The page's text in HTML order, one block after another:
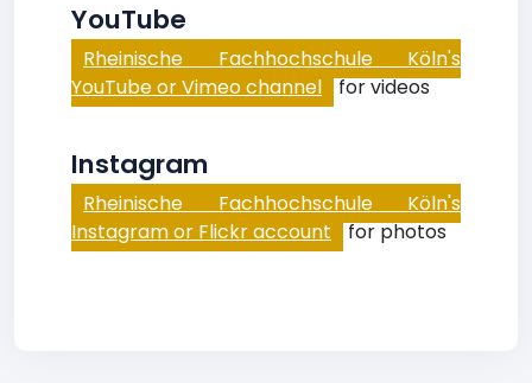
YouTube
Rheinische Fachhochschule Köln's
YouTube or Vimeo channel for videos
Instagram
Rheinische Fachhochschule Köln's
Instagram or Flickr account for photos